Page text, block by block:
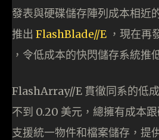
發表與硬碟儲存陣列成本相近
推出 FlashBlade//E ，現在
，令低成本的快閃儲存系統推
FlashArray//E 貫徹同系的低
不到 0.20 美元，總擁有成本
支援統一物件和檔案儲存，提